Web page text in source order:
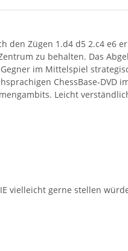
den Zügen 1.d4 d5 2.c4 e6
zu behalten. Das
im Mittelspiel
ChessBase-DVD
Leicht
vielleicht gerne stellen